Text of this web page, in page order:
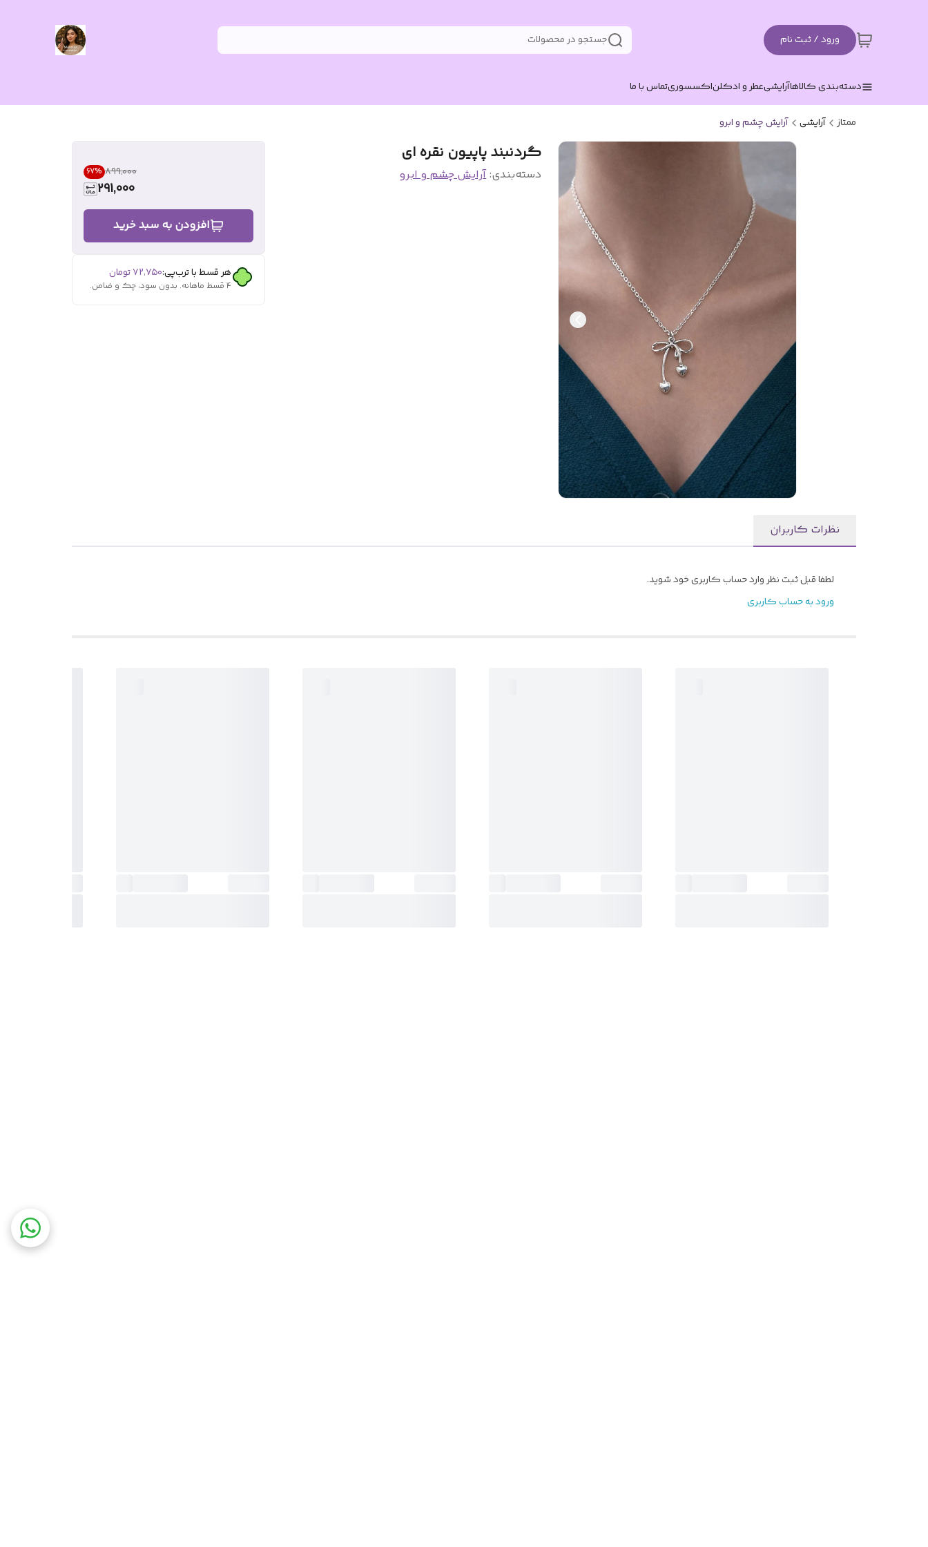
ورود / ثبت نام جستجو در محصولات
دسته‌بندی کالاهاآرایشیعطر و ادکلناکسسوریتماس با ما
ممتاز آرایشی آرایش چشم و ابرو
گردنبند پاپیون نقره ای
دسته‌بندی:آرایش چشم و ابرو ۸۹۹٬۰۰۰ 67%
291,000
افزودن به سبد خرید
هر قسط با ترب‌پی:۷۲٬۷۵۰تومان
۴ قسط ماهانه. بدون سود، چک و ضامن.
نظرات کاربران
لطفا قبل ثبت نظر وارد حساب کاربری خود شوید.
ورود به حساب کاربری